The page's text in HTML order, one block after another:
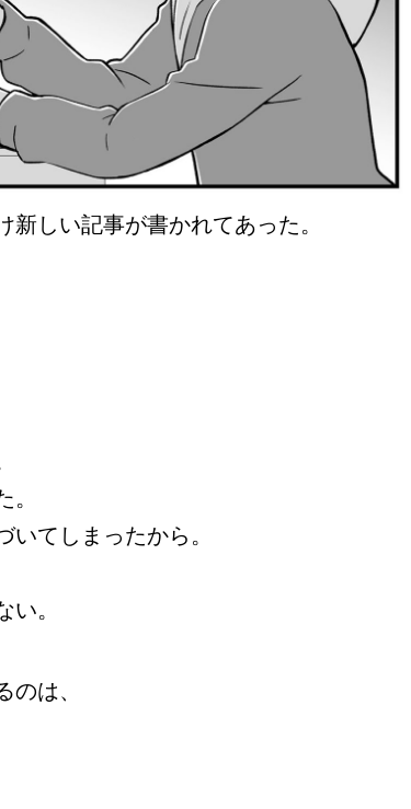
しい記事が書かれてあった。
てしまったから。
。
は、